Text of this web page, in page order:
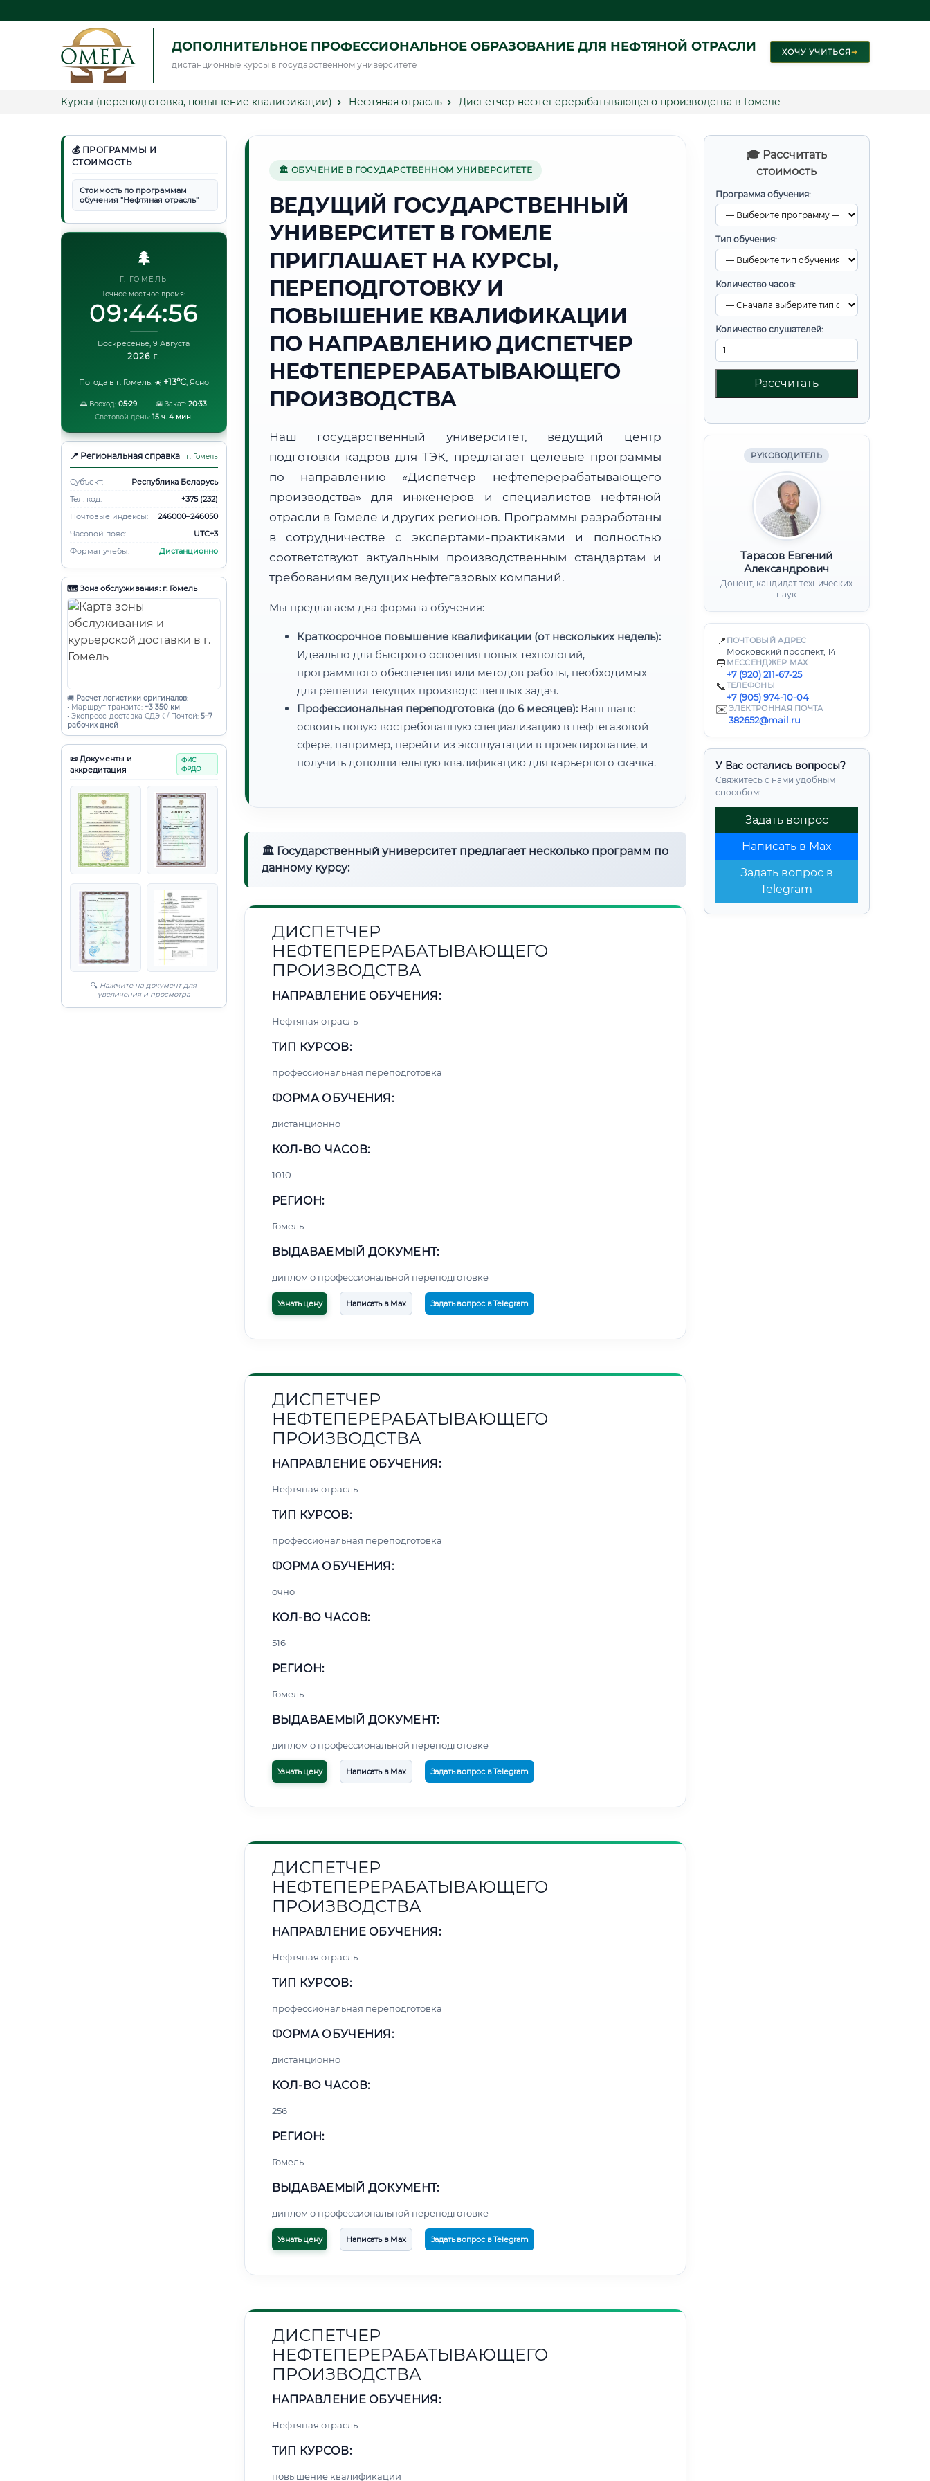
ДОПОЛНИТЕЛЬНОЕ ПРОФЕССИОНАЛЬНОЕ ОБРАЗОВАНИЕ ДЛЯ НЕФТЯНОЙ ОТРАСЛИ
дистанционные курсы в государственном университете
ХОЧУ УЧИТЬСЯ➜
Курсы (переподготовка, повышение квалификации) Нефтяная отрасль Диспетчер нефтеперерабатывающего производства в Гомеле
💰 ПРОГРАММЫ И
СТОИМОСТЬ
Стоимость по программам
обучения "Нефтяная отрасль"
🌲
Г. ГОМЕЛЬ
Точное местное время:
09:44:57
Воскресенье, 9 Августа
2026 г.
Погода в г. Гомель: ☀️ +13°C, Ясно
🌅 Восход: 05:29 🌇 Закат: 20:33
Световой день: 15 ч. 4 мин.
📍 Региональная справка г. Гомель
Субъект:
Республика Беларусь
Тел. код:
+375 (232)
Почтовые индексы:
246000–246050
Часовой пояс:
UTC+3
Формат учебы:
Дистанционно
🗺️ Зона обслуживания: г. Гомель
🚚 Расчет логистики оригиналов:
• Маршрут транзита: ~3 350 км
• Экспресс-доставка СДЭК / Почтой: 5–7
рабочих дней
📜 Документы и
аккредитация
ФИС
ФРДО
🔍 Нажмите на документ для
увеличения и просмотра
🎓 Рассчитать
стоимость
Программа обучения:
Тип обучения:
Количество часов:
Количество слушателей:
Рассчитать
РУКОВОДИТЕЛЬ
Тарасов Евгений
Александрович
Доцент, кандидат технических
наук
📍 ПОЧТОВЫЙ АДРЕС
Московский проспект, 14
💬 МЕССЕНДЖЕР MAX
+7 (920) 211-67-25
📞ТЕЛЕФОНЫ
+7 (905) 974-10-04
✉️ЭЛЕКТРОННАЯ ПОЧТА
382652@mail.ru
У Вас остались вопросы?
Свяжитесь с нами удобным
способом:
Задать вопрос
Написать в Max
Задать вопрос в
Telegram
🏛 ОБУЧЕНИЕ В ГОСУДАРСТВЕННОМ УНИВЕРСИТЕТЕ
ВЕДУЩИЙ ГОСУДАРСТВЕННЫЙ
УНИВЕРСИТЕТ В ГОМЕЛЕ
ПРИГЛАШАЕТ НА КУРСЫ,
ПЕРЕПОДГОТОВКУ И
ПОВЫШЕНИЕ КВАЛИФИКАЦИИ
ПО НАПРАВЛЕНИЮ ДИСПЕТЧЕР
НЕФТЕПЕРЕРАБАТЫВАЮЩЕГО
ПРОИЗВОДСТВА
Наш государственный университет, ведущий центр
подготовки кадров для ТЭК, предлагает целевые программы
по направлению «Диспетчер нефтеперерабатывающего
производства» для инженеров и специалистов нефтяной
отрасли в Гомеле и других регионов. Программы разработаны
в сотрудничестве с экспертами-практиками и полностью
соответствуют актуальным производственным стандартам и
требованиям ведущих нефтегазовых компаний.
Мы предлагаем два формата обучения:
Краткосрочное повышение квалификации (от нескольких недель):
Идеально для быстрого освоения новых технологий,
программного обеспечения или методов работы, необходимых
для решения текущих производственных задач.
Профессиональная переподготовка (до 6 месяцев):Ваш шанс
освоить новую востребованную специализацию в нефтегазовой
сфере, например, перейти из эксплуатации в проектирование, и
получить дополнительную квалификацию для карьерного скачка.
🏛 Государственный университет предлагает несколько программ по
данному курсу:
ДИСПЕТЧЕР
НЕФТЕПЕРЕРАБАТЫВАЮЩЕГО
ПРОИЗВОДСТВА
НАПРАВЛЕНИЕ ОБУЧЕНИЯ:
Нефтяная отрасль
ТИП КУРСОВ:
профессиональная переподготовка
ФОРМА ОБУЧЕНИЯ:
дистанционно
КОЛ-ВО ЧАСОВ:
1010
РЕГИОН:
Гомель
ВЫДАВАЕМЫЙ ДОКУМЕНТ:
диплом о профессиональной переподготовке
Узнать цену Написать в Max Задать вопрос в Telegram
ДИСПЕТЧЕР
НЕФТЕПЕРЕРАБАТЫВАЮЩЕГО
ПРОИЗВОДСТВА
НАПРАВЛЕНИЕ ОБУЧЕНИЯ:
Нефтяная отрасль
ТИП КУРСОВ:
профессиональная переподготовка
ФОРМА ОБУЧЕНИЯ:
очно
КОЛ-ВО ЧАСОВ:
516
РЕГИОН:
Гомель
ВЫДАВАЕМЫЙ ДОКУМЕНТ:
диплом о профессиональной переподготовке
Узнать цену Написать в Max Задать вопрос в Telegram
ДИСПЕТЧЕР
НЕФТЕПЕРЕРАБАТЫВАЮЩЕГО
ПРОИЗВОДСТВА
НАПРАВЛЕНИЕ ОБУЧЕНИЯ:
Нефтяная отрасль
ТИП КУРСОВ:
профессиональная переподготовка
ФОРМА ОБУЧЕНИЯ:
дистанционно
КОЛ-ВО ЧАСОВ:
256
РЕГИОН:
Гомель
ВЫДАВАЕМЫЙ ДОКУМЕНТ:
диплом о профессиональной переподготовке
Узнать цену Написать в Max Задать вопрос в Telegram
ДИСПЕТЧЕР
НЕФТЕПЕРЕРАБАТЫВАЮЩЕГО
ПРОИЗВОДСТВА
НАПРАВЛЕНИЕ ОБУЧЕНИЯ:
Нефтяная отрасль
ТИП КУРСОВ:
повышение квалификации